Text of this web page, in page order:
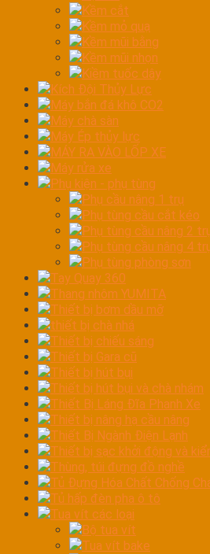
Kềm cắt
Kềm mỏ quạ
Kềm mũi bằng
Kềm mũi nhọn
Kiềm tuốc dây
Kích Đội Thủy Lực
Máy bắn đá khô CO2
Máy chà sàn
Máy Ép thủy lực
MÁY RA VÀO LỐP XE
Máy rửa xe
Phụ kiện - phụ tùng
Phụ cầu nâng 1 trụ
Phụ tùng cầu cắt kéo
Phụ tùng cầu nâng 2
Phụ tùng cầu nâng 4
Phụ tùng phòng sơn
Tay Quay 360
Thang nhôm YUMITA
Thiết bị bơm dầu mỡ
thiết bị chà nhá
Thiết bị chiếu sáng
Thiết bị Gara cũ
Thiết bị hút bụi
Thiết bị hút bụi và chà nhám
Thiết Bị Láng Đĩa Phanh Xe
Thiết bị nâng hạ cầu nâng
Thiết Bị Ngành Điện Lạnh
Thiết bị sạc khởi động và
Thùng, túi đựng đồ nghề
Tủ Đựng Hóa Chất Chống
Tủ hấp đèn pha ô tô
Tua vít các loại
Bộ tua vít
Tua vít bake